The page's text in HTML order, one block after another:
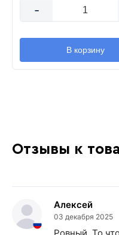
-
В корзину
Отзывы к
Алексей
03 декабря 2025